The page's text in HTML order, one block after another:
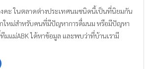
คะ ในตลาดต่างประเทศนมชนิดนี้เป็นที่นิยมกัน
กใหม่สำหรับคนที่มีปัญหาการดื่มนม หรือมีปัญหา
มแม่ABK ได้หาข้อมูล และพบว่าที่บ้านเรามี
หม่สำหรับคุณแม่ในการเลือกนมให้ลูกน้อยดื่ม